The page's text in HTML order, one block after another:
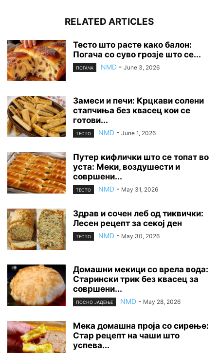
RELATED ARTICLES
Тесто што расте како балон:
Погача со суво грозје што се...
ПОГАЧА NMD - June 3, 2026
Замеси и печи: Крцкави солени
стапчиња без квасец кои се
готови...
ТЕСТО NMD - June 1, 2026
Путер кифлички што се топат во
уста: Меки, воздушести и
совршени...
ТЕСТО NMD - May 31, 2026
Здрав и сочен леб од тиквички:
Лесен рецепт за секој ден
ТЕСТО NMD - May 30, 2026
Домашни мекици со врела вода:
Старински трик без квасец за
совршени...
ПОСНО ЈАДЕЊЕ NMD - May 28, 2026
Мека домашна проја со сирење:
Стар рецепт на чаши што
успева...